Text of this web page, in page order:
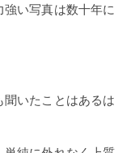
い写真は数十年に
いたことはあるは